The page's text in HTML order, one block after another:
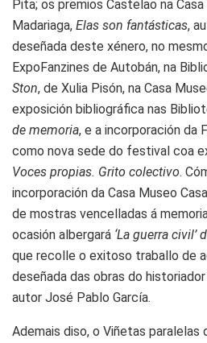
Pita; os premios Castelao na
Madariaga, Elas son fantásticas,
deseñada deste xénero, no
ExpoFanzines de Autobán, na
Ston, de Xulia Pisón, na Casa
exposición bibliográfica nas
de memoria, e a incorporación da
como nova sede do festival coa
Voces propias. Grito colectivo.
incorporación da Casa Museo
de mostras vencelladas á
ocasión albergará ‘La guerra civil’
que recolle o exitoso traballo de
deseñada das obras do
autor José Pablo García.
Ademais diso, o Viñetas